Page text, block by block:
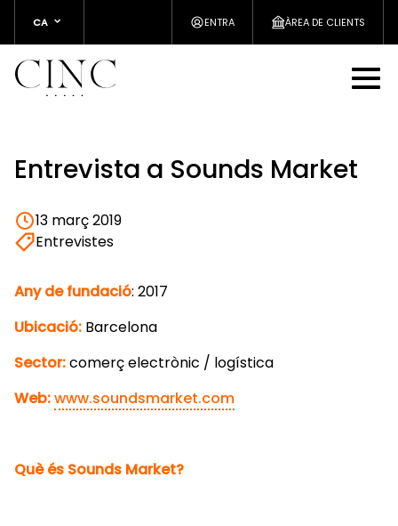
CA ENTRA ÀREA DE CLIENTS
Entrevista a Sounds Market
13 març 2019
Entrevistes
Any de fundació: 2017
Ubicació: Barcelona
Sector:comerç electrònic / logística
Web:www.soundsmarket.com
Què és Sounds Market?